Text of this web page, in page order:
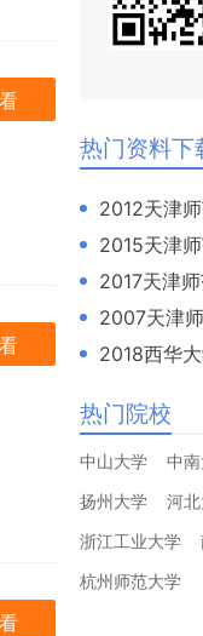
热门资料下
2012天津
2015天津
2017天津
2007天津师范大学
2018西华大
热门院校
中山大学 中
扬州大学
河
浙江工业大学
杭州师范大学